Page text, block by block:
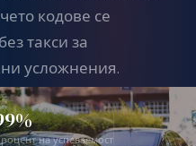
кодове се
такси за
усложнения.
на успеваемост